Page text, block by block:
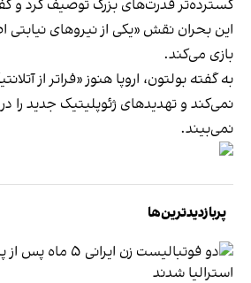
گسترده‌تر قدرت‌های بزرگ توصیف کرد و
این بحران نقش «یکی از نیروهای
بازی می‌کند.
به گفته بولتون، اروپا هنوز «فراتر از
نمی‌کند و تهدیدهای ژئوپلیتیک جدید را
نمی‌بیند.
پربازدیدترین‌ها